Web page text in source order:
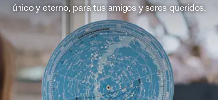
único y eterno, para tus amigos y seres queridos.